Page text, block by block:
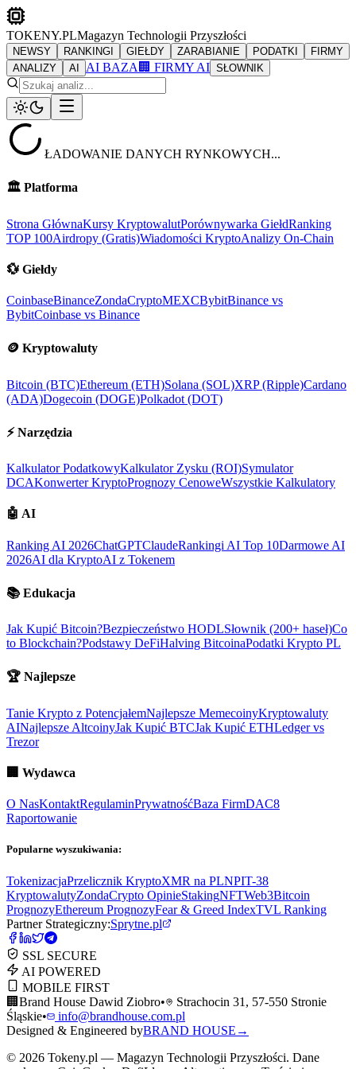
TOKENY.PLMagazyn Technologii Przyszłości
NEWSY RANKINGI GIEŁDY ZARABIANIE PODATKI
FIRMY
ANALIZY
AI AI BAZA 🏢 FIRMY AI SŁOWNIK
ŁADOWANIE DANYCH RYNKOWYCH...
🏛️ Platforma
Strona GłównaKursy KryptowalutPorównywarka GiełdRanking
TOP 100Airdropy (Gratis)Wiadomości KryptoAnalizy On-Chain
💱 Giełdy
CoinbaseBinanceZondaCryptoMEXCBybitBinance vs
BybitCoinbase vs Binance
🪙 Kryptowaluty
Bitcoin (BTC)Ethereum (ETH)Solana (SOL)XRP (Ripple)Cardano
(ADA)Dogecoin (DOGE)Polkadot (DOT)
⚡ Narzędzia
Kalkulator PodatkowyKalkulator Zysku (ROI)Symulator
DCAKonwerter KryptoPrognozy CenoweWszystkie Kalkulatory
🤖 AI
Ranking AI 2026ChatGPTClaudeRankingi AI Top 10Darmowe AI
2026AI dla KryptoAI z Tokenem
📚 Edukacja
Jak Kupić Bitcoin?Bezpieczeństwo HODLSłownik (200+ haseł)Co
to Blockchain?Podstawy DeFiHalving BitcoinaPodatki Krypto PL
🏆 Najlepsze
Tanie Krypto z PotencjałemNajlepsze MemecoinyKryptowaluty
AINajlepsze AltcoinyJak Kupić BTCJak Kupić ETHLedger vs
Trezor
🏢 Wydawca
O NasKontaktRegulaminPrywatnośćBaza FirmDAC8
Raportowanie
Popularne wyszukiwania:
TokenizacjaPrzelicznik KryptoXMR na PLNPIT-38
KryptowalutyZondaCrypto OpinieStakingNFTWeb3Bitcoin
PrognozyEthereum PrognozyFear & Greed IndexTVL Ranking
Partner Strategiczny:Sprytne.pl
SSL SECURE
AI POWERED
MOBILE FIRST
🏢 Brand House Dawid Ziobro•
Strachocin 31, 57-550 Stronie
Śląskie•
info@brandhouse.com.pl
Designed & Engineered byBRAND HOUSE →
© 2026 Tokeny.pl — Magazyn Technologii Przyszłości. Dane